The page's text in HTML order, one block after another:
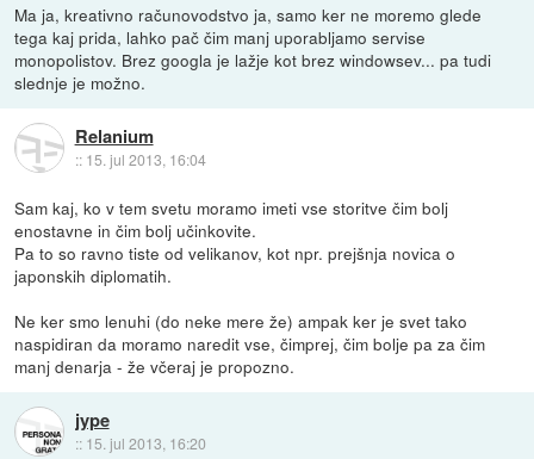
Ma ja, kreativno računovodstvo ja, samo ker ne moremo glede
tega kaj prida, lahko pač čim manj uporabljamo servise
monopolistov. Brez googla je lažje kot brez windowsev... pa tudi
slednje je možno.
Relanium
:: 15. jul 2013, 16:04
Sam kaj, ko v tem svetu moramo imeti vse storitve čim bolj
enostavne in čim bolj učinkovite.
Pa to so ravno tiste od velikanov, kot npr. prejšnja novica o
japonskih diplomatih.
Ne ker smo lenuhi (do neke mere že) ampak ker je svet tako
naspidiran da moramo naredit vse, čimprej, čim bolje pa za čim
manj denarja - že včeraj je propozno.
jype
:: 15. jul 2013, 16:20